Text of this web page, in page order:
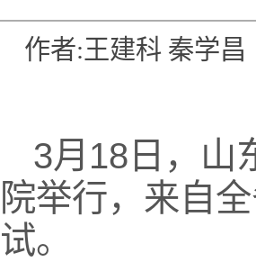
作者:王建科 秦学昌
3月18日，山
院举行，来自
试。